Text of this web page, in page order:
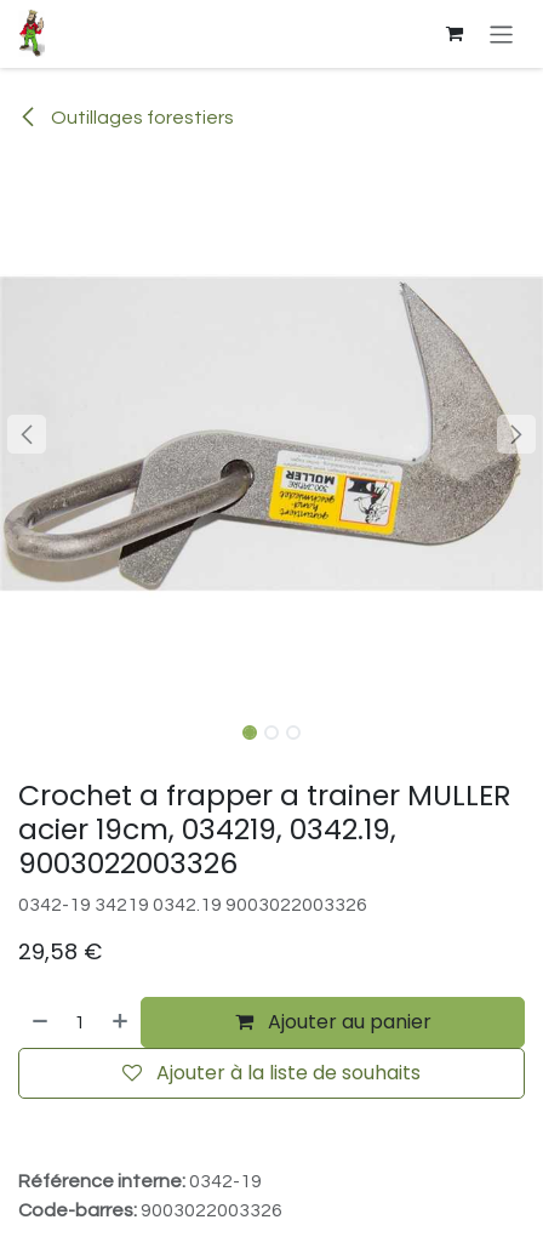
Se rendre au contenu
Outillages forestiers
Crochet a frapper a trainer MULLER
acier 19cm, 034219, 0342.19,
9003022003326
0342-19 34219 0342.19 9003022003326
29,58 €
Ajouter au panier
Ajouter à la liste de souhaits
Référence interne:0342-19
Code-barres: 9003022003326